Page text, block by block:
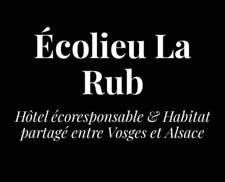
Écolieu La
Rub
Hôtel écoresponsable & Habitat
partagé entre Vosges et Alsace